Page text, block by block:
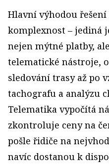
Hlavní výhodou řešení
komplexnost – jediná
nejen mýtné platby,
telematické nástroje,
sledování trasy až po
tachografu a analýzu
Telematika vypočítá
zkontroluje ceny na
pošle řidiče na
navíc dostanou k